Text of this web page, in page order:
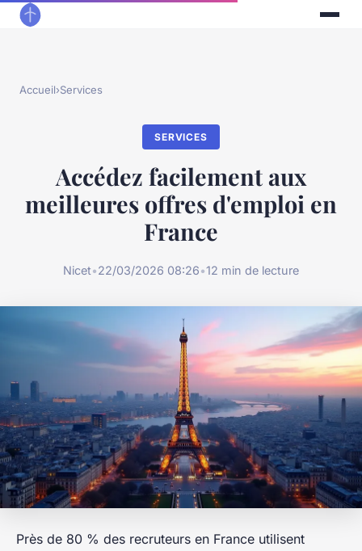
Accueil›Services
SERVICES
Accédez facilement aux
meilleures offres d'emploi en
France
Nicet•22/03/2026 08:26•12 min de lecture
Près de 80 % des recruteurs en France utilisent